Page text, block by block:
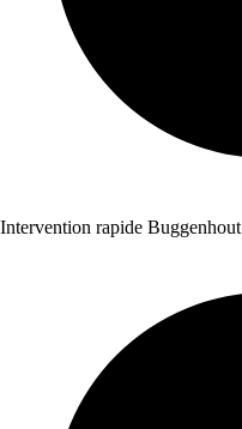
Intervention rapide Buggenhout